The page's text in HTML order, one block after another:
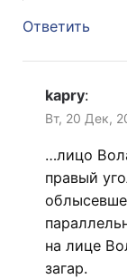
Ответить
kapry:
Вт, 20 Дек,
…лицо
правый
на лице
загар.